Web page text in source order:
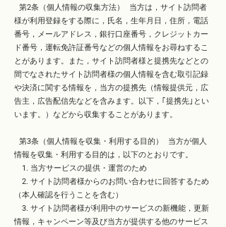
第2条（個人情報の収集方法） 当方は，サイト訪問者
様が利用登録をする際に，氏名，生年月日，住所，電話
番号，メールアドレス，銀行口座番号，クレジットカー
ド番号，運転免許証番号などの個人情報をお尋ねするこ
とがあります。また，サイト訪問者様と提携先などとの
間でなされたサイト訪問者様の個人情報を含む取引記録
や決済に関する情報を，当方の提携先（情報提供元，広
告主，広告配信先などを含みます。以下，｢提携先｣とい
います。）などから収集することがあります。
第3条（個人情報を収集・利用する目的） 当方が個人
情報を収集・利用する目的は，以下のとおりです。
1. 当方サービスの提供・運営のため
2. サイト訪問者様からのお問い合わせに回答するため
（本人確認を行うことを含む）
3. サイト訪問者様が利用中のサービスの新機能，更新
情報，キャンペーン等及び当方が提供する他のサービス